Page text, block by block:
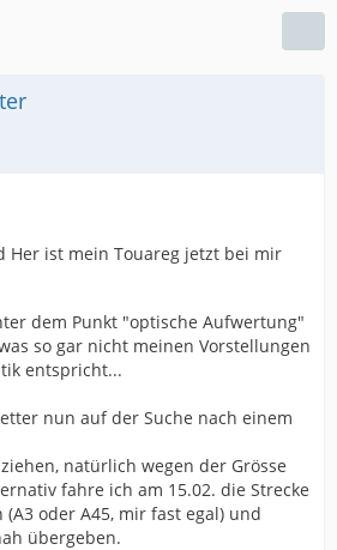
Her ist mein Touareg jetzt bei mir
dem Punkt "optische Aufwertung"
so gar nicht meinen Vorstellungen
entspricht...
nun auf der Suche nach einem
natürlich wegen der Grösse
fahre ich am 15.02. die Strecke
oder A45, mir fast egal) und
übergeben.